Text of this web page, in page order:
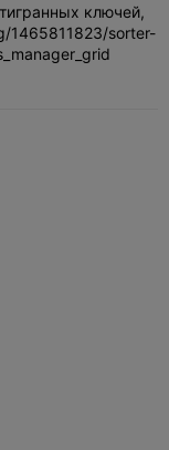
ключей,
1465811823/sorter-